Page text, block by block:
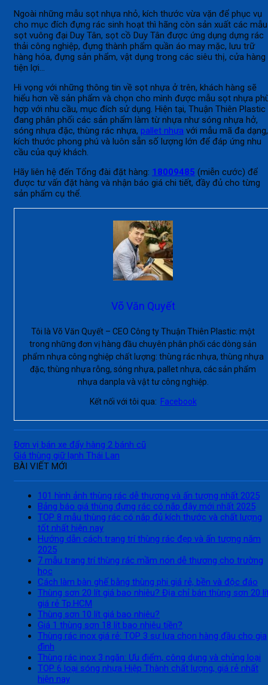
Ngoài những mẫu sọt nhựa nhỏ, kích thước vừa vặn để phục vụ
cho mục đích đựng rác sinh hoạt thì hãng còn sản xuất các mẫu
sọt vuông đại Duy Tân, sọt cồ Duy Tân được ứng dụng dựng rác
thải công nghiệp, đựng thành phẩm quần áo may mặc, lưu trữ
hàng hóa, đựng sản phẩm, vật dụng trong các siêu thị, cửa hàng
tiện lợi…
Hi vọng với những thông tin về sọt nhựa ở trên, khách hàng sẽ
hiểu hơn về sản phẩm và chọn cho mình được mẫu sọt nhựa
hợp với nhu cầu, mục đích sử dụng. Hiện tại, Thuận Thiên Plastic
đang phân phối các sản phẩm làm từ nhựa như sóng nhựa hở,
sóng nhựa đặc, thùng rác nhựa, pallet nhựa với mẫu mã đa dạng,
kích thước phong phú và luôn sẵn số lượng lớn để đáp ứng nhu
cầu của quý khách.
Hãy liên hệ đến Tổng đài đặt hàng: 18009485 (miễn cước) để
được tư vấn đặt hàng và nhận báo giá chi tiết, đầy đủ cho từng
sản phẩm cụ thể.
Võ Văn Quyết
Tôi là Võ Văn Quyết – CEO Công ty Thuận Thiên Plastic: một
trong những đơn vị hàng đầu chuyên phân phối các dòng sản
phẩm nhựa công nghiệp chất lượng: thùng rác nhựa, thùng nhựa
đặc, thùng nhựa rỗng, sóng nhựa, pallet nhựa, các sản phẩm
nhựa danpla và vật tư công nghiệp.
Kết nối với tôi qua: Facebook
Đơn vị bán xe đẩy hàng 2 bánh cũ
Giá thùng giữ lạnh Thái Lan
BÀI VIẾT MỚI
101 hình ảnh thùng rác dễ thương và ấn tượng nhất 2025
Bảng báo giá thùng đựng rác có nắp đậy mới nhất 2025
TOP 8 mẫu thùng rác có nắp đủ kích thước và chất lượng
tốt nhất hiện nay
Hướng dẫn cách trang trí thùng rác đẹp và ấn tượng năm
2025
7 mẫu trang trí thùng rác mầm non dễ thương cho trường
học
Cách làm bàn ghế bằng thùng phi giá rẻ, bền và độc đáo
Thùng sơn 20 lít giá bao nhiêu? Địa chỉ bán thùng sơn 20
giá rẻ Tp.HCM
Thùng sơn 10 lít giá bao nhiêu?
Giá 1 thùng sơn 18 lít bao nhiêu tiền?
Thùng rác inox giá rẻ: TOP 3 sự lựa chọn hàng đầu cho gia
đình
Thùng rác inox 3 ngăn: Ưu điểm, công dụng và chủng loại
TOP 6 loại sóng nhựa Hiệp Thành chất lượng, giá rẻ nhất
hiện nay